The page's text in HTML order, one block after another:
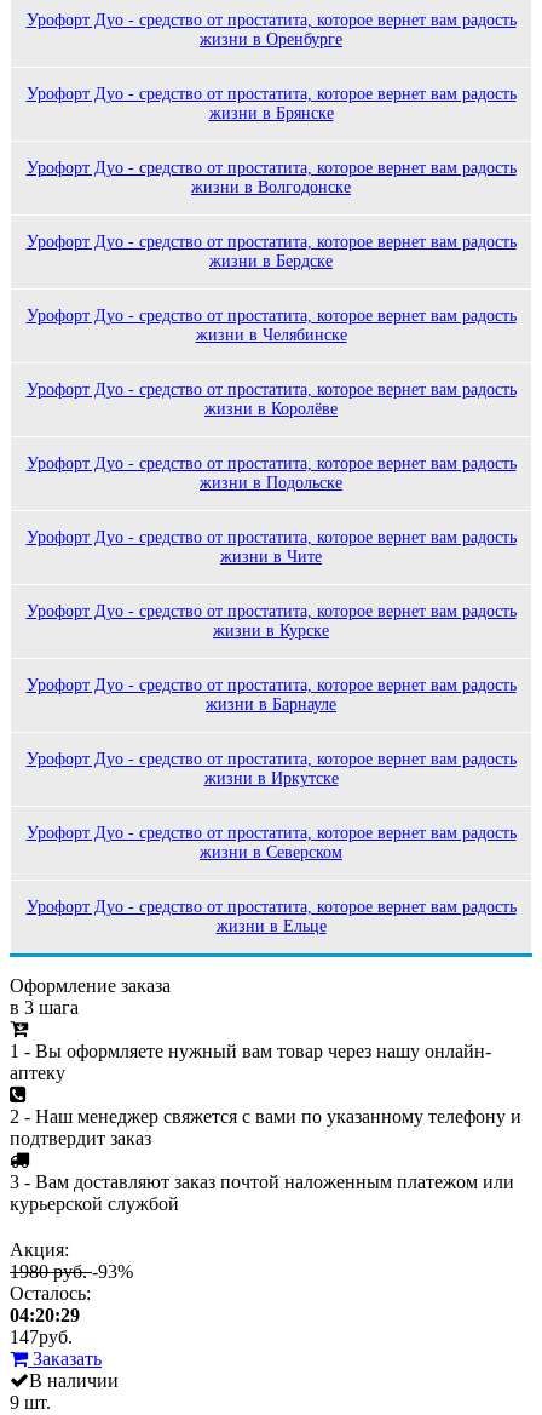
Урофорт Дуо - средство от простатита, которое вернет вам радость
жизни в Оренбурге
Урофорт Дуо - средство от простатита, которое вернет вам радость
жизни в Брянске
Урофорт Дуо - средство от простатита, которое вернет вам радость
жизни в Волгодонске
Урофорт Дуо - средство от простатита, которое вернет вам радость
жизни в Бердске
Урофорт Дуо - средство от простатита, которое вернет вам радость
жизни в Челябинске
Урофорт Дуо - средство от простатита, которое вернет вам радость
жизни в Королёве
Урофорт Дуо - средство от простатита, которое вернет вам радость
жизни в Подольске
Урофорт Дуо - средство от простатита, которое вернет вам радость
жизни в Чите
Урофорт Дуо - средство от простатита, которое вернет вам радость
жизни в Курске
Урофорт Дуо - средство от простатита, которое вернет вам радость
жизни в Барнауле
Урофорт Дуо - средство от простатита, которое вернет вам радость
жизни в Иркутске
Урофорт Дуо - средство от простатита, которое вернет вам радость
жизни в Северском
Урофорт Дуо - средство от простатита, которое вернет вам радость
жизни в Ельце
Оформление заказа
в 3 шага
1 - Вы оформляете нужный вам товар через нашу онлайн-
аптеку
2 - Наш менеджер свяжется с вами по указанному телефону и
подтвердит заказ
3 - Вам доставляют заказ почтой наложенным платежом или
курьерской службой
Акция:
1980 руб.-93%
Осталось:
04:20:29
147руб.
Заказать
В наличии
9 шт.